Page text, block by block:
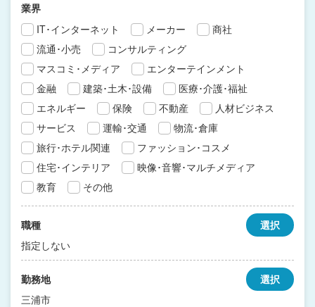
業界
IT･インターネット
メーカー
商社
流通･小売
コンサルティング
マスコミ･メディア
エンターテインメント
金融
建築･土木･設備
医療･介護･福祉
エネルギー
保険 不動産
人材ビジネス
サービス
運輸･交通
物流･倉庫
旅行･ホテル関連
ファッション･コスメ
住宅･インテリア
映像･音響･マルチメディア
教育
その他
職種
指定しない
選択
勤務地
三浦市
選択